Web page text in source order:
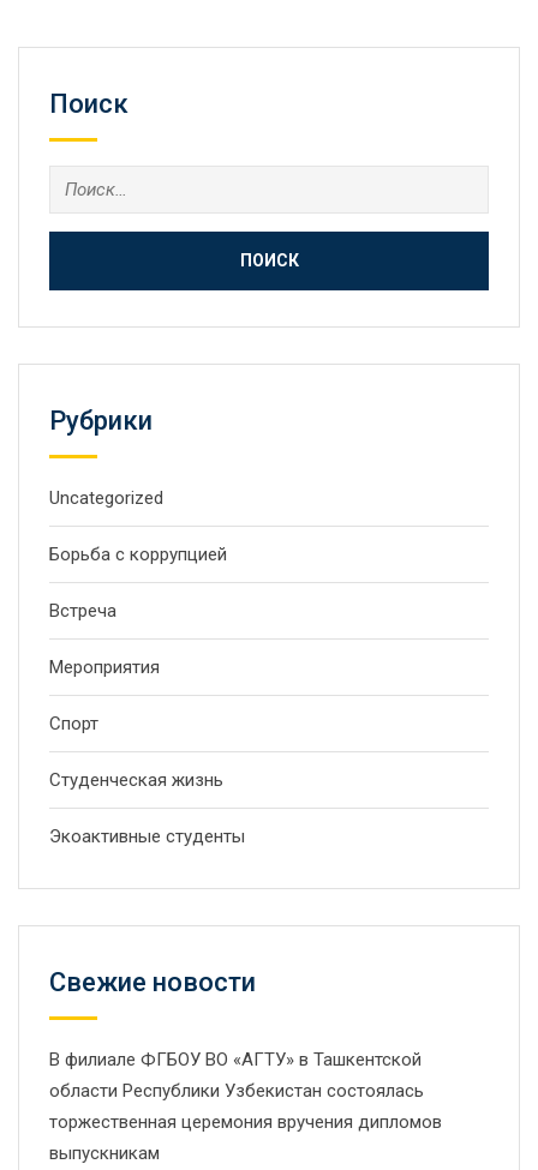
Поиск
Рубрики
Uncategorized
Борьба с коррупцией
Встреча
Мероприятия
Спорт
Студенческая жизнь
Экоактивные студенты
Свежие новости
В филиале ФГБОУ ВО «АГТУ» в Ташкентской
области Республики Узбекистан состоялась
торжественная церемония вручения дипломов
выпускникам